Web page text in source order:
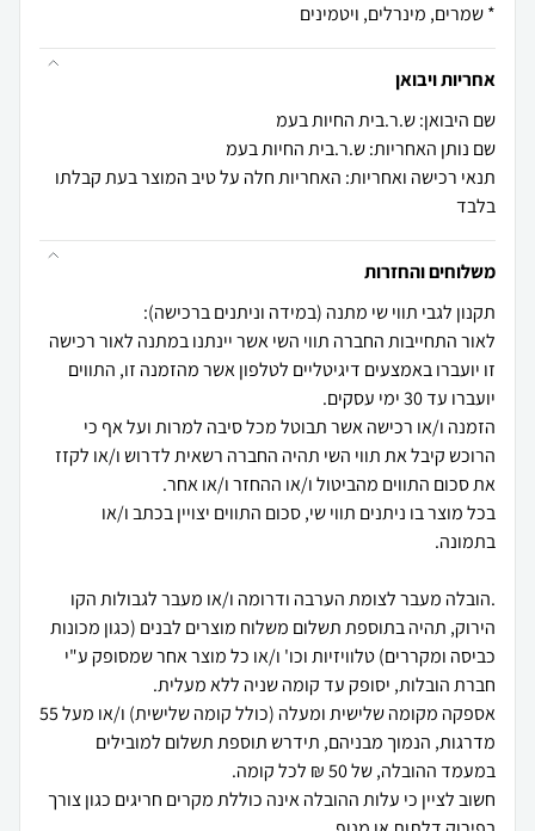
* שמרים, מינרלים, ויטמינים
אחריות ויבואן
שם היבואן: ש.ר.בית החיות בעמ
שם נותן האחריות: ש.ר.בית החיות בעמ
תנאי רכישה ואחריות: האחריות חלה על טיב המוצר בעת קבלתו
בלבד
משלוחים והחזרות
לאור התחייבות החברה תווי השי אשר יינתנו במתנה לאור רכישה
זו יועברו באמצעים דיגיטליים לטלפון אשר מהזמנה זו, התווים
הזמנה ו/או רכישה אשר תבוטל מכל סיבה למרות ועל אף כי
הרוכש קיבל את תווי השי תהיה החברה רשאית לדרוש ו/או לקזז
בכל מוצר בו ניתנים תווי שי, סכום התווים יצויין בכתב ו/או
.הובלה מעבר לצומת הערבה ודרומה ו/או מעבר לגבולות הקו
הירוק, תהיה בתוספת תשלום משלוח מוצרים לבנים (כגון מכונות
כביסה ומקררים) טלוויזיות וכו' ו/או כל מוצר אחר שמסופק ע"י
אספקה מקומה שלישית ומעלה (כולל קומה שלישית) ו/או מעל 55
מדרגות, הנמוך מבניהם, תידרש תוספת תשלום למובילים
חשוב לציין כי עלות ההובלה אינה כוללת מקרים חריגים כגון צורך